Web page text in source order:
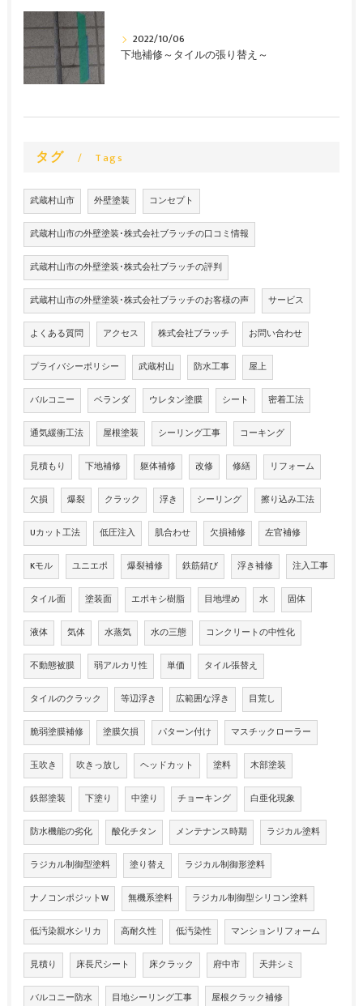
2022/10/06
下地補修～タイルの張り替え～
タグ Tags
武蔵村山市 外壁塗装 コンセプト
武蔵村山市の外壁塗装･株式会社ブラッチの口コミ情報
武蔵村山市の外壁塗装･株式会社ブラッチの評判
武蔵村山市の外壁塗装･株式会社ブラッチのお客様の声 サービス
よくある質問 アクセス 株式会社ブラッチ お問い合わせ
プライバシーポリシー 武蔵村山 防水工事 屋上
バルコニー ベランダ ウレタン塗膜 シート 密着工法
通気緩衝工法 屋根塗装 シーリング工事 コーキング
見積もり 下地補修 躯体補修 改修 修繕 リフォーム
欠損 爆裂 クラック 浮き シーリング 擦り込み工法
Uカット工法 低圧注入 肌合わせ 欠損補修 左官補修
Kモル ユニエポ 爆裂補修 鉄筋錆び 浮き補修 注入工事
タイル面 塗装面 エポキシ樹脂 目地埋め 水 固体
液体 気体 水蒸気 水の三態 コンクリートの中性化
不動態被膜 弱アルカリ性 単価 タイル張替え
タイルのクラック 等辺浮き 広範囲な浮き 目荒し
脆弱塗膜補修 塗膜欠損 パターン付け マスチックローラー
玉吹き 吹きっ放し ヘッドカット 塗料 木部塗装
鉄部塗装 下塗り 中塗り チョーキング 白亜化現象
防水機能の劣化 酸化チタン メンテナンス時期 ラジカル塗料
ラジカル制御型塗料 塗り替え ラジカル制御形塗料
ナノコンポジットW 無機系塗料 ラジカル制御型シリコン塗料
低汚染親水シリカ 高耐久性 低汚染性 マンションリフォーム
見積り 床長尺シート 床クラック 府中市 天井シミ
バルコニー防水 目地シーリング工事 屋根クラック補修